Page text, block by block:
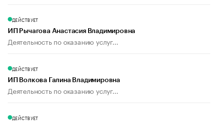
ДЕЙСТВУЕТ
ИП Рычагова Анастасия Владимировна
Деятельность по оказанию услуг...
ДЕЙСТВУЕТ
ИП Волкова Галина Владимировна
Деятельность по оказанию услуг...
ДЕЙСТВУЕТ